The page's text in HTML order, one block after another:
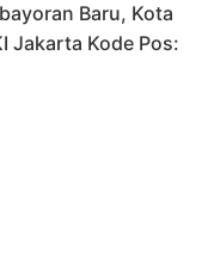
Baru, Kota
Jakarta Kode Pos: